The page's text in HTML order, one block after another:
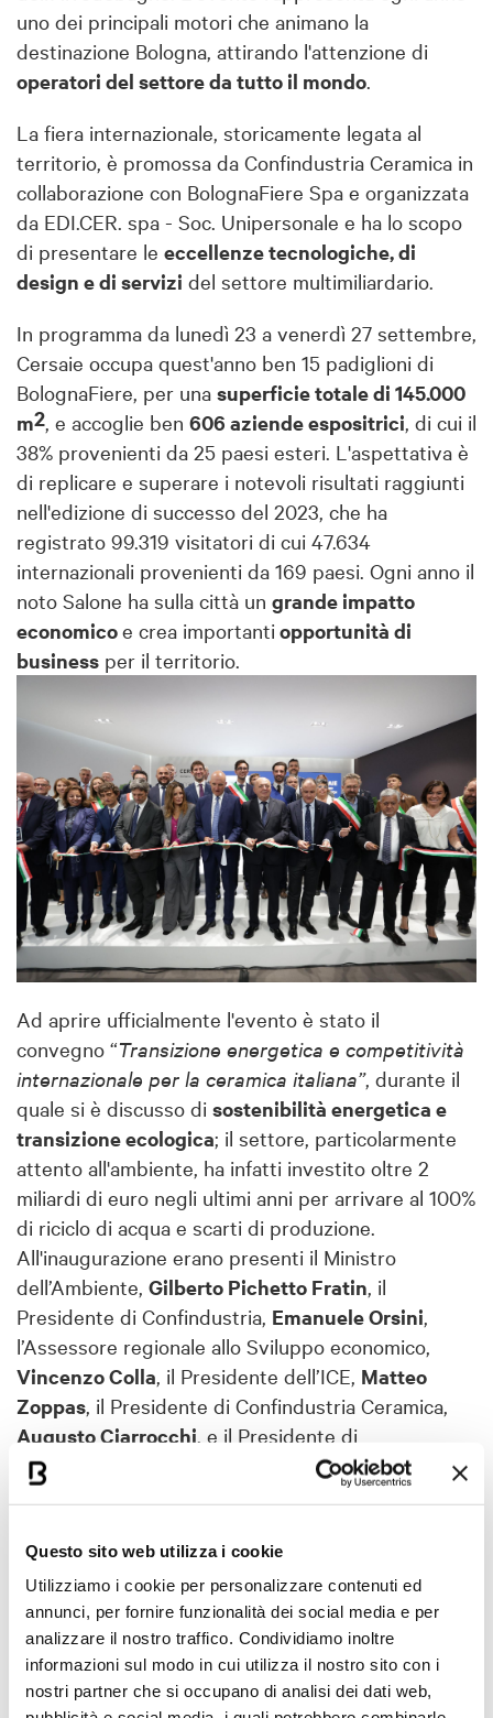
Questo sito web utilizza i cookie
Utilizziamo i cookie per personalizzare contenuti ed
annunci, per fornire funzionalità dei social media e per
analizzare il nostro traffico. Condividiamo inoltre
informazioni sul modo in cui utilizza il nostro sito con i
nostri partner che si occupano di analisi dei dati web,
uno dei principali motori che animano la
destinazione Bologna, attirando l'attenzione di
operatori del settore da tutto il mondo.
La fiera internazionale, storicamente legata al
territorio, è promossa da Confindustria Ceramica in
collaborazione con BolognaFiere Spa e organizzata
da EDI.CER. spa - Soc. Unipersonale e ha lo scopo
di presentare le eccellenze tecnologiche, di
design e di servizi del settore multimiliardario.
In programma da lunedì 23 a venerdì 27 settembre,
Cersaie occupa quest'anno ben 15 padiglioni di
BolognaFiere, per una superficie totale di 145.000
m2, e accoglie ben 606 aziende espositrici, di cui il
38% provenienti da 25 paesi esteri. L'aspettativa è
di replicare e superare i notevoli risultati raggiunti
nell'edizione di successo del 2023, che ha
registrato 99.319 visitatori di cui 47.634
internazionali provenienti da 169 paesi. Ogni anno il
noto Salone ha sulla città un grande impatto
economicoe crea importanti opportunità di
business per il territorio.
Ad aprire ufficialmente l'evento è stato il
convegno “Transizione energetica e competitività
internazionale per la ceramica italiana”, durante il
quale si è discusso di sostenibilità energetica e
transizione ecologica; il settore, particolarmente
attento all'ambiente, ha infatti investito oltre 2
miliardi di euro negli ultimi anni per arrivare al 100%
di riciclo di acqua e scarti di produzione.
All'inaugurazione erano presenti il Ministro
dell’Ambiente, Gilberto Pichetto Fratin , il
Presidente di Confindustria, Emanuele Orsini
l’Assessore regionale allo Sviluppo economico,
Vincenzo Colla , il Presidente dell’ICE, Matteo
Zoppas , il Presidente di Confindustria Ceramica,
Augusto Ciarrocchi , e il Presidente di
BolognaFiere,
Gianpiero Calzolari.
vasta gamma di opportunità formative, con
incontri mostre e convegnisu architettura,
design ed economia. Questi eventi sono pensati
per tutte le diverse categorie di professionisti che
partecipano alla fiera: architetti, progettisti,
contractors, rivenditori, posatori, arredatori e